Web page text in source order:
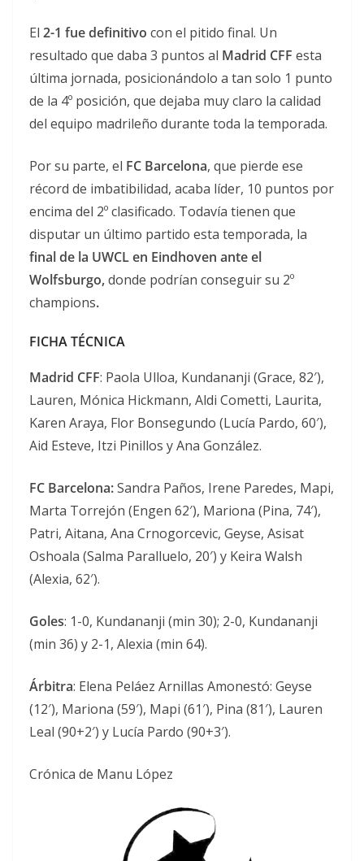
El 2-1 fue definitivo con el pitido final. Un
resultado que daba 3 puntos al Madrid CFF esta
última jornada, posicionándolo a tan solo 1 punto
de la 4º posición, que dejaba muy claro la calidad
del equipo madrileño durante toda la temporada.
Por su parte, el FC Barcelona, que pierde ese
récord de imbatibilidad, acaba líder, 10 puntos por
encima del 2º clasificado. Todavía tienen que
disputar un último partido esta temporada, la
final de la UWCL en Eindhoven ante el
Wolfsburgo,donde podrían conseguir su 2º
champions.
FICHA TÉCNICA
Madrid CFF: Paola Ulloa, Kundananji (Grace, 82′),
Lauren, Mónica Hickmann, Aldi Cometti, Laurita,
Karen Araya, Flor Bonsegundo (Lucía Pardo, 60′),
Aid Esteve, Itzi Pinillos y Ana González.
FC Barcelona:Sandra Paños, Irene Paredes, Mapi,
Marta Torrejón (Engen 62′), Mariona (Pina, 74′),
Patri, Aitana, Ana Crnogorcevic, Geyse, Asisat
Oshoala (Salma Paralluelo, 20′) y Keira Walsh
(Alexia, 62′).
Goles: 1-0, Kundananji (min 30); 2-0, Kundananji
(min 36) y 2-1, Alexia (min 64).
Árbitra: Elena Peláez Arnillas Amonestó: Geyse
(12′), Mariona (59′), Mapi (61′), Pina (81′), Lauren
Leal (90+2′) y Lucía Pardo (90+3′).
Crónica de Manu López